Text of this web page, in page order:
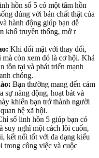
hồn số 5 có một tâm hồn
đúng với bản chất thật của
hành động giúp bạn dễ
khổ truyền thống, mở r
Khi đối mặt với thay đổi,
còn xem đó là cơ hội. Khả
tồn tại và phát triển mạnh
chóng.
Bạn thường mang đến cảm
sự năng động, hoạt bát và
khiến bạn trở thành người
hệ xã hội.
số linh hồn 5 giúp bạn có
suy nghĩ một cách lôi cuốn,
kết nối tốt với đa dạng kiểu
trong công việc và cuộc